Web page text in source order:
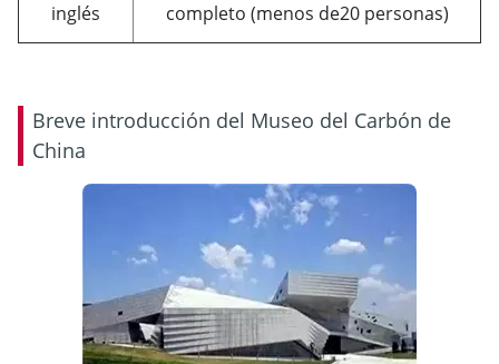
inglés
completo (menos de20 personas)
Breve introducción del Museo del Carbón de
China